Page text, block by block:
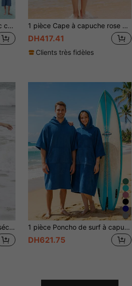
1 pièce Poncho de surf avec capuche, serviette de plage sans sable et compacte facile à transporter, matériau en suède à séchage rapide avec fermeture éclair double sens pour le surf, la piscine, l'extérieur, hommes et femmes, décoration de salle de bain 1 pièce Cape à capuche rose dégradé, Serviette de bain de style simple unisexe, Peignoir en fibre super fine séchage rapide, Parasol coupe-vent pour usage à la plage, à l'extérieur, à la maison, au mariage, à la salle de bain, à la décoration, au port de plage, à la rentrée scolaire
DH417.41
Clients très fidèles
1 pièce Poncho de plage à séchage rapide avec capuche, grande taille (forme H), unisexe adulte, serviette de plage portable, matériau en microfibre, convient pour la plage, la natation, le surf, la plongée, la maison, les sources chaudes, le bain, la décoration de salle de bain, la rentrée scolaire et plus encore 1 pièce Poncho de surf à capuche, fabriqué en microfibre très absorbante et séchage rapide, idéal pour les surfeurs, unisexe, parfait pour la rentrée scolaire
DH621.75